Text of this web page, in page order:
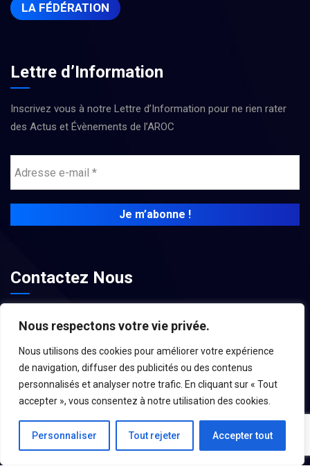
Nous respectons votre vie privée.
Nous utilisons des cookies pour améliorer votre expérience
de navigation, diffuser des publicités ou des contenus
personnalisés et analyser notre trafic. En cliquant sur « Tout
accepter », vous consentez à notre utilisation des cookies.
Personnaliser Tout rejeter Accepter tout
LA FÉDÉRATION
Lettre d’Information
Inscrivez vous à notre Lettre d’Information pour ne rien rater
des Actus et Évènements de l’AROC
Contactez Nous
contact@associations-aroc.fr